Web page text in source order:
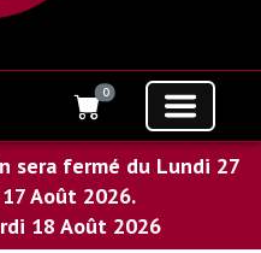
0
sera fermé du Lundi 27
Août 2026.
18 Août 2026